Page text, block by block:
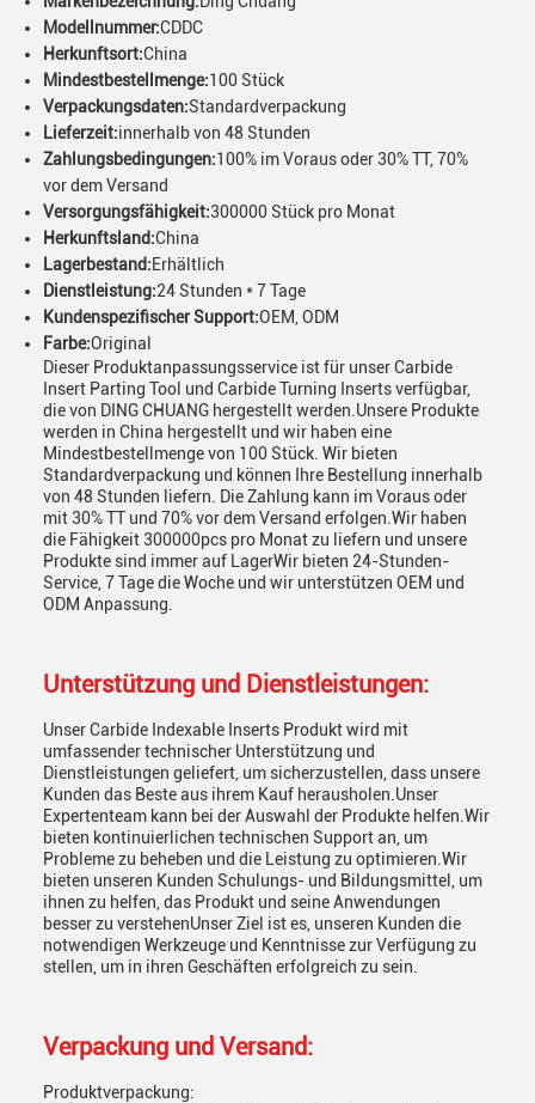
Modellnummer:CDDC
Herkunftsort:China
Mindestbestellmenge:100 Stück
Verpackungsdaten:Standardverpackung
Lieferzeit:innerhalb von 48 Stunden
Zahlungsbedingungen:100% im Voraus oder 30% TT, 70%
vor dem Versand
Versorgungsfähigkeit:300000 Stück pro Monat
Herkunftsland:China
Lagerbestand:Erhältlich
Dienstleistung:24 Stunden * 7 Tage
Kundenspezifischer Support:OEM, ODM
Farbe:Original
Dieser Produktanpassungsservice ist für unser Carbide
Insert Parting Tool und Carbide Turning Inserts verfügbar,
die von DING CHUANG hergestellt werden.Unsere Produkte
werden in China hergestellt und wir haben eine
Mindestbestellmenge von 100 Stück. Wir bieten
Standardverpackung und können Ihre Bestellung innerhalb
von 48 Stunden liefern. Die Zahlung kann im Voraus oder
mit 30% TT und 70% vor dem Versand erfolgen.Wir haben
die Fähigkeit 300000pcs pro Monat zu liefern und unsere
Produkte sind immer auf LagerWir bieten 24-Stunden-
Service, 7 Tage die Woche und wir unterstützen OEM und
ODM Anpassung.
Unterstützung und Dienstleistungen:
Unser Carbide Indexable Inserts Produkt wird mit
umfassender technischer Unterstützung und
Dienstleistungen geliefert, um sicherzustellen, dass unsere
Kunden das Beste aus ihrem Kauf herausholen.Unser
Expertenteam kann bei der Auswahl der Produkte helfen.Wir
bieten kontinuierlichen technischen Support an, um
Probleme zu beheben und die Leistung zu optimieren.Wir
bieten unseren Kunden Schulungs- und Bildungsmittel, um
ihnen zu helfen, das Produkt und seine Anwendungen
besser zu verstehenUnser Ziel ist es, unseren Kunden die
notwendigen Werkzeuge und Kenntnisse zur Verfügung zu
stellen, um in ihren Geschäften erfolgreich zu sein.
Verpackung und Versand:
Produktverpackung: